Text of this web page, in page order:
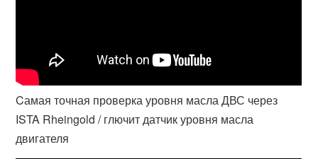
Cамая точная проверка уровня масла ДВС через
ISTA Rheingold / глючит датчик уровня масла
двигателя